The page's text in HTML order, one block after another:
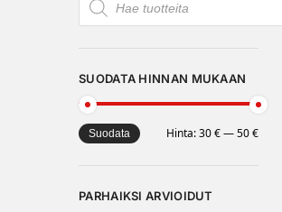
SUODATA HINNAN MUKAAN
Suodata Hinta:30 €—50 €
PARHAIKSI ARVIOIDUT